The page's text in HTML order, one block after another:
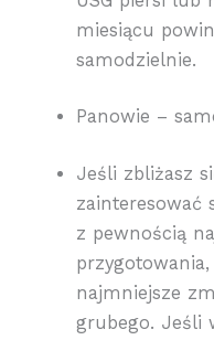
miesiącu
samodzielnie.
Panowie –
Jeśli zbliżasz
zainteresować
z pewnością
najmniejsze
grubego. Jeśli